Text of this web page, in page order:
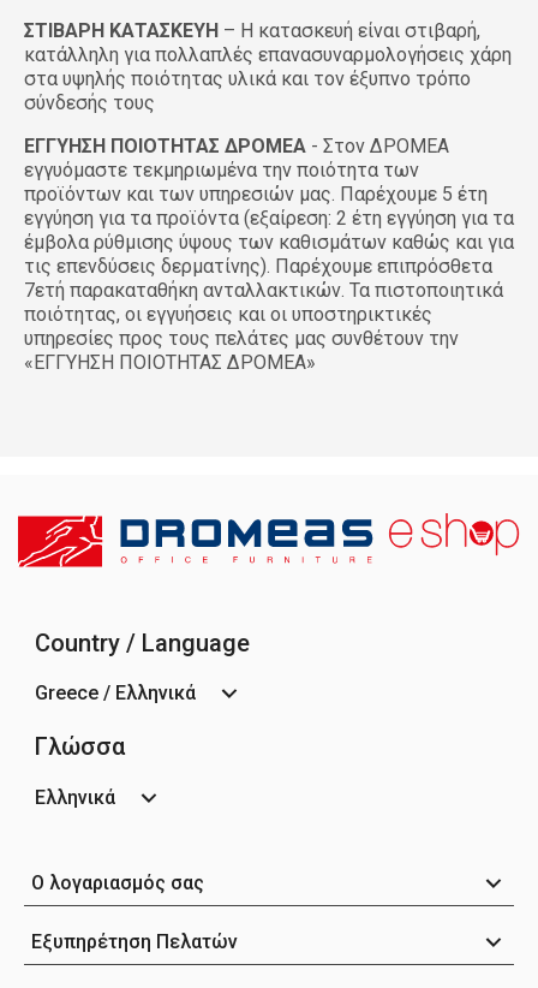
ΣΤΙΒΑΡΗ ΚΑΤΑΣΚΕΥΗ – Η κατασκευή είναι στιβαρή,
κατάλληλη για πολλαπλές επανασυναρμολογήσεις χάρη
στα υψηλής ποιότητας υλικά και τον έξυπνο τρόπο
σύνδεσής τους
ΕΓΓΥΗΣΗ ΠΟΙΟΤΗΤΑΣ ΔΡΟΜΕΑ - Στον ΔΡΟΜΕΑ
εγγυόμαστε τεκμηριωμένα την ποιότητα των
προϊόντων και των υπηρεσιών μας. Παρέχουμε 5 έτη
εγγύηση για τα προϊόντα (εξαίρεση: 2 έτη εγγύηση για τα
έμβολα ρύθμισης ύψους των καθισμάτων καθώς και για
τις επενδύσεις δερματίνης). Παρέχουμε επιπρόσθετα
7ετή παρακαταθήκη ανταλλακτικών. Τα πιστοποιητικά
ποιότητας, οι εγγυήσεις και οι υποστηρικτικές
υπηρεσίες προς τους πελάτες μας συνθέτουν την
«ΕΓΓΥΗΣΗ ΠΟΙΟΤΗΤΑΣ ΔΡΟΜΕΑ»
Country / Language
Greece / Ελληνικά
Γλώσσα
Ελληνικά
Ο λογαριασμός σας
Εξυπηρέτηση Πελατών